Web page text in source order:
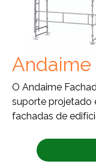
Andaime
O Andaime
suporte projetado
fachadas de